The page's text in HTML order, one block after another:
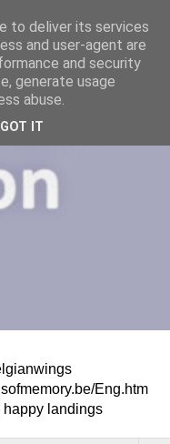
Eng.htm
landings
to deliver its services
and user-agent are
and security
generate usage
abuse.
GOT IT